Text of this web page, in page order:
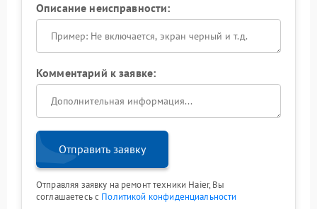
Описание неисправности:
Комментарий к заявке:
Отправить заявку
Отправляя заявку на ремонт техники Haier, Вы
соглашаетесь с Политикой конфиденциальности